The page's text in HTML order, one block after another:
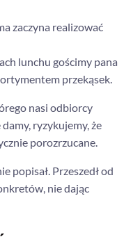
zaczyna realizować
lunchu gościmy pana
przekąsek.
nasi odbiorcy
ryzykujemy, że
porozrzucane.
popisał. Przeszedł od
nie dając